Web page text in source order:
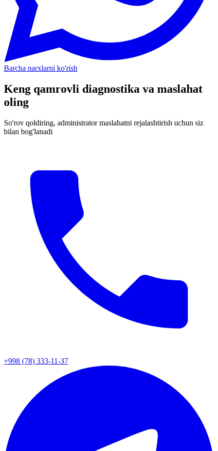
Barcha narxlarni ko'rish
Keng qamrovli diagnostika va maslahat
oling
So'rov qoldiring, administrator maslahatni rejalashtirish uchun siz
bilan bog'lanadi
+998 (78) 333-11-37